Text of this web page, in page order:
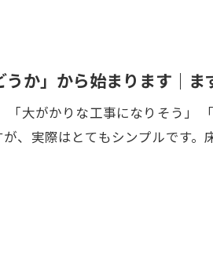
か」から始まります｜ま
大がかりな工事になりそう」
、実際はとてもシンプルです。